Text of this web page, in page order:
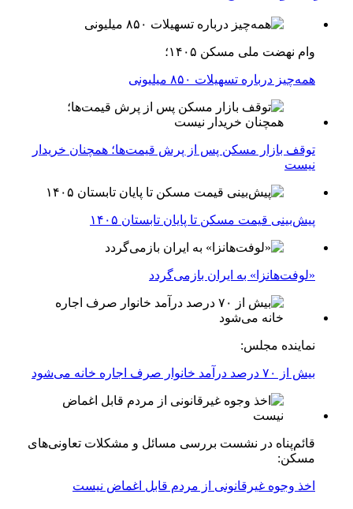
وام نهضت ملی مسکن ۱۴۰۵؛
همه‌چیز درباره تسهیلات ۸۵۰ میلیونی
توقف بازار مسکن پس از پرش قیمت‌ها؛ همچنان خریدار
نیست
پیش‌بینی قیمت مسکن تا پایان تابستان ۱۴۰۵
«لوفت‌هانزا» به ایران بازمی‌گردد
نماینده مجلس:
بیش از ۷۰ درصد درآمد خانوار صرف اجاره خانه می‌شود
قائم‌پناه در نشست بررسی مسائل و مشکلات تعاونی‌های
مسکن:
اخذ وجوه غیرقانونی از مردم قابل اغماض نیست